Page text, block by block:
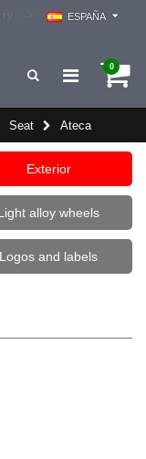
ESPAÑA
0
Seat Ateca
Exterior
alloy wheels
Logos and labels